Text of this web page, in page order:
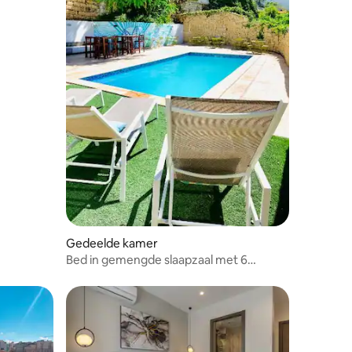
Gedeelde kamer
Bed in gemengde slaapzaal met 6